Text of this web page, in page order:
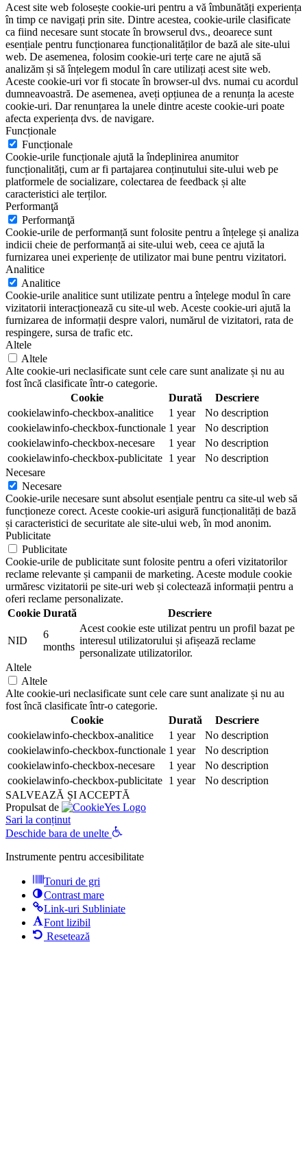
Acest site web folosește cookie-uri pentru a vă îmbunătăți experiența
în timp ce navigați prin site. Dintre acestea, cookie-urile clasificate
ca fiind necesare sunt stocate în browserul dvs., deoarece sunt
esențiale pentru funcționarea funcționalităților de bază ale site-ului
web. De asemenea, folosim cookie-uri terțe care ne ajută să
analizăm și să înțelegem modul în care utilizați acest site web.
Aceste cookie-uri vor fi stocate în browser-ul dvs. numai cu acordul
dumneavoastră. De asemenea, aveți opțiunea de a renunța la aceste
cookie-uri. Dar renunțarea la unele dintre aceste cookie-uri poate
afecta experiența dvs. de navigare.
Funcționale
Funcționale
Cookie-urile funcționale ajută la îndeplinirea anumitor
funcționalități, cum ar fi partajarea conținutului site-ului web pe
platformele de socializare, colectarea de feedback și alte
caracteristici ale terților.
Performanţă
Performanţă
Cookie-urile de performanță sunt folosite pentru a înțelege și analiza
indicii cheie de performanță ai site-ului web, ceea ce ajută la
furnizarea unei experiențe de utilizator mai bune pentru vizitatori.
Analitice
Analitice
Cookie-urile analitice sunt utilizate pentru a înțelege modul în care
vizitatorii interacționează cu site-ul web. Aceste cookie-uri ajută la
furnizarea de informații despre valori, numărul de vizitatori, rata de
respingere, sursa de trafic etc.
Altele
Altele
Alte cookie-uri neclasificate sunt cele care sunt analizate și nu au
fost încă clasificate într-o categorie.
Cookie
Durată
Descriere
cookielawinfo-checkbox-analitice
1 year
No description
cookielawinfo-checkbox-functionale 1 year
No description
cookielawinfo-checkbox-necesare
1 year
No description
cookielawinfo-checkbox-publicitate 1 year
No description
Necesare
Necesare
Cookie-urile necesare sunt absolut esențiale pentru ca site-ul web să
funcționeze corect. Aceste cookie-uri asigură funcționalități de bază
și caracteristici de securitate ale site-ului web, în mod anonim.
Publicitate
Publicitate
Cookie-urile de publicitate sunt folosite pentru a oferi vizitatorilor
reclame relevante și campanii de marketing. Aceste module cookie
urmăresc vizitatorii pe site-uri web și colectează informații pentru a
oferi reclame personalizate.
Cookie Durată Descriere
NID
6
months
Acest cookie este utilizat pentru un profil bazat pe
interesul utilizatorului și afișează reclame
personalizate utilizatorilor.
Altele
Altele
Alte cookie-uri neclasificate sunt cele care sunt analizate și nu au
fost încă clasificate într-o categorie.
Cookie
Durată
Descriere
cookielawinfo-checkbox-analitice
1 year
No description
cookielawinfo-checkbox-functionale 1 year
No description
cookielawinfo-checkbox-necesare
1 year
No description
cookielawinfo-checkbox-publicitate 1 year
No description
SALVEAZĂ ȘI ACCEPTĂ
Propulsat de
Sari la conținut
Deschide bara de unelte
Instrumente pentru accesibilitate
Tonuri de gri
Contrast mare
Link-uri Subliniate
Font lizibil
Resetează